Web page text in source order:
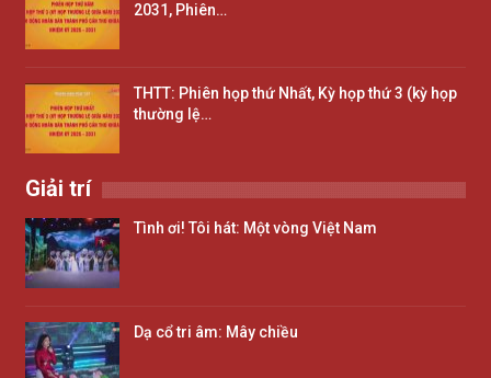
2031, Phiên…
THTT: Phiên họp thứ Nhất, Kỳ họp thứ 3 (kỳ họp
thường lệ…
Giải trí
Tình ơi! Tôi hát: Một vòng Việt Nam
Dạ cổ tri âm: Mây chiều